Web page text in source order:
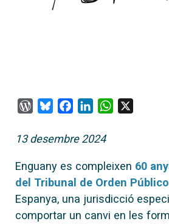
WordPress
BlueskyFacebook
LinkedInWhatsApp
13 desembre 2024
Enguany es compleixen 60
del Tribunal de Orden
Espanya, una jurisdicció
comportar un canvi en les